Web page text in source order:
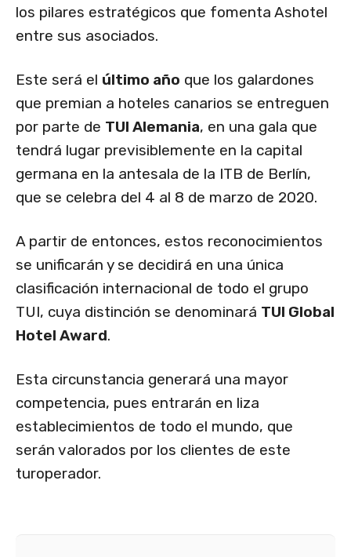
los pilares estratégicos que fomenta Ashotel
entre sus asociados.
Este será el último año que los galardones
que premian a hoteles canarios se entreguen
por parte de TUI Alemania, en una gala que
tendrá lugar previsiblemente en la capital
germana en la antesala de la ITB de Berlín,
que se celebra del 4 al 8 de marzo de 2020.
A partir de entonces, estos reconocimientos
se unificarán y se decidirá en una única
clasificación internacional de todo el grupo
TUI, cuya distinción se denominará TUI Global
Hotel Award.
Esta circunstancia generará una mayor
competencia, pues entrarán en liza
establecimientos de todo el mundo, que
serán valorados por los clientes de este
turoperador.